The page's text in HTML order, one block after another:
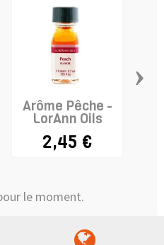
Arôme Pêche -
LorAnn Oils
2,45 €
›
le moment.